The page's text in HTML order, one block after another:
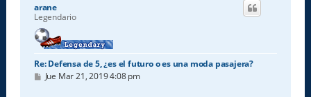
arane
Legendario
Re: Defensa de 5, ¿es el futuro o es una moda pasajera?
M
Jue Mar 21, 2019 4:08 pm